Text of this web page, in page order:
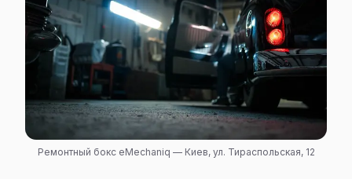
Ремонтный бокс eMechaniq — Киев, ул. Тираспольская, 12